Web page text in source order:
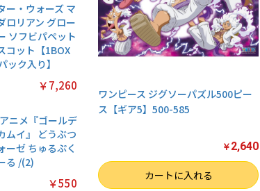
ー・ウォーズ マ
ロリアン グロー
ソフビパペット
コット【1BOX
ック入り】
￥7,260
ニメ『ゴールデ
ムイ』 どうぶつ
ーゼ ちゅるぷく
る /(2)
￥550
ワンピース ジグソーパズル500ピー
ス【ギア5】500-585
￥ 2,640
数量 カートに入れる